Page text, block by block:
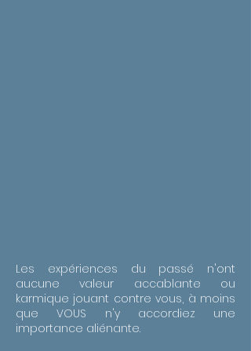
Les expériences du passé n'ont
aucune valeur accablante ou
karmique jouant contre vous, à moins
que VOUS n'y accordiez une
importance aliénante.